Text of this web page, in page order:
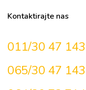
Kontaktirajte nas
011/30 47 143
065/30 47 143